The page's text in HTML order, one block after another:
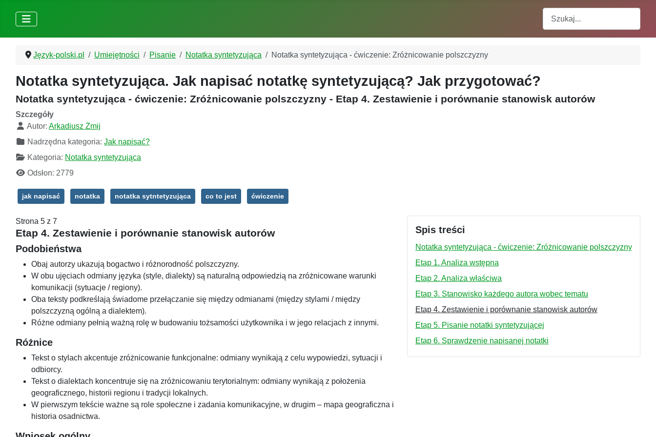
Język-polski.pl Umiejętności Pisanie Notatka syntetyzująca Notatka syntetyzująca - ćwiczenie: Zróżnicowanie polszczyzny
Notatka syntetyzująca. Jak napisać notatkę syntetyzującą? Jak przygotować?
Notatka syntetyzująca - ćwiczenie: Zróżnicowanie polszczyzny - Etap 4. Zestawienie i porównanie stanowisk autorów
Szczegóły
Autor: Arkadiusz Żmij
Nadrzędna kategoria: Jak napisać?
Kategoria: Notatka syntetyzująca
Odsłon: 2779
jak napisać notatka notatka sytntetyzująca co to jest ćwiczenie
Spis treści
Notatka syntetyzująca - ćwiczenie: Zróżnicowanie polszczyzny
Etap 1. Analiza wstępna
Etap 2. Analiza właściwa
Etap 3. Stanowisko każdego autora wobec tematu
Etap 4. Zestawienie i porównanie stanowisk autorów
Etap 5. Pisanie notatki syntetyzującej
Etap 6. Sprawdzenie napisanej notatki
Strona 5 z 7
Etap 4. Zestawienie i porównanie stanowisk autorów
Podobieństwa
Obaj autorzy ukazują bogactwo i różnorodność polszczyzny.
W obu ujęciach odmiany języka (style, dialekty) są naturalną odpowiedzią na zróżnicowane warunki
komunikacji (sytuacje / regiony).
Oba teksty podkreślają świadome przełączanie się między odmianami (między stylami / między
polszczyzną ogólną a dialektem).
Różne odmiany pełnią ważną rolę w budowaniu tożsamości użytkownika i w jego relacjach z innymi.
Różnice
Tekst o stylach akcentuje zróżnicowanie funkcjonalne: odmiany wynikają z celu wypowiedzi, sytuacji i
odbiorcy.
Tekst o dialektach koncentruje się na zróżnicowaniu terytorialnym: odmiany wynikają z położenia
geograficznego, historii regionu i tradycji lokalnych.
W pierwszym tekście ważne są role społeczne i zadania komunikacyjne, w drugim – mapa geograficzna i
historia osadnictwa.